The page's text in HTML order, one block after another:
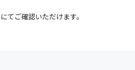
にてご確認いただけます。